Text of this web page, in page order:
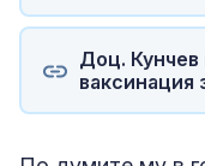
Доц.
ваксинация